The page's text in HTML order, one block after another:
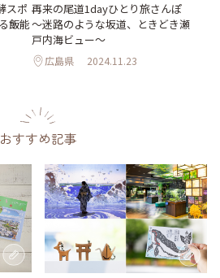
スポ
飯能
再来の尾道1dayひとり旅さんぽ
～迷路のような坂道、ときどき瀬
戸内海ビュー～
広島県 2024.11.23
おすすめ記事